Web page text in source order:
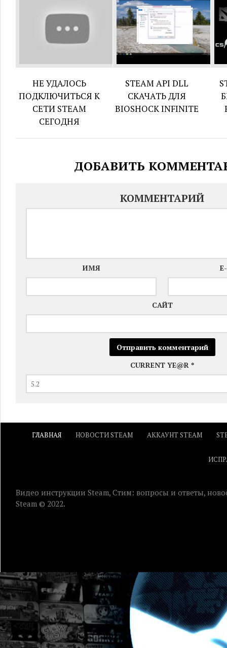
НЕ УДАЛОСЬ
ПОДКЛЮЧИТЬСЯ К
СЕТИ STEAM
СЕГОДНЯ
STEAM API DLL
СКАЧАТЬ ДЛЯ
BIOSHOCK INFINITE
ДОБАВИТЬ
КОММЕНТАРИЙ
ИМЯ
САЙТ
CURRENT YE@R *
ГЛАВНАЯ НОВОСТИ STEAM АККАУНТ STEAM
Видео инструкции Steam, Стим: вопросы и ответы,
Steam © 2022.